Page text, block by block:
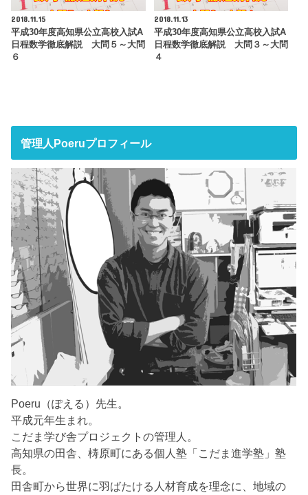
2018.11.15
平成30年度高知県公立高校入試A
日程数学徹底解説 大問５～大問
６
2018.11.13
平成30年度高知県公立高校入試A
日程数学徹底解説 大問３～大問
４
管理人Poeruプロフィール
Poeru（ぽえる）先生。
平成元年生まれ。
こだま学び舎プロジェクトの管理人。
高知県の田舎、梼原町にある個人塾「こだま進学塾」塾
長。
田舎町から世界に羽ばたける人材育成を理念に、地域の